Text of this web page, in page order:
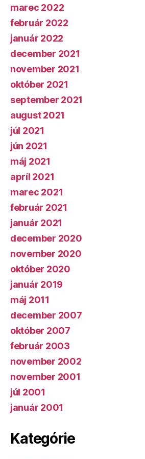
marec 2022
február 2022
január 2022
december 2021
november 2021
október 2021
september 2021
august 2021
júl 2021
jún 2021
máj 2021
apríl 2021
marec 2021
február 2021
január 2021
december 2020
november 2020
október 2020
január 2019
máj 2011
december 2007
október 2007
február 2003
november 2002
november 2001
júl 2001
január 2001
Kategórie